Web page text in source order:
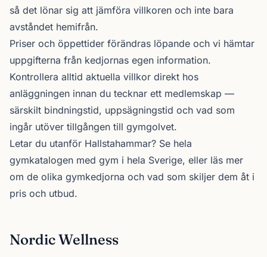
så det lönar sig att jämföra villkoren och inte bara
avståndet hemifrån.
Priser och öppettider förändras löpande och vi hämtar
uppgifterna från kedjornas egen information.
Kontrollera alltid aktuella villkor direkt hos
anläggningen innan du tecknar ett medlemskap —
särskilt bindningstid, uppsägningstid och vad som
ingår utöver tillgången till gymgolvet.
Letar du utanför Hallstahammar? Se hela
gymkatalogen med gym i hela Sverige, eller läs mer
om de olika gymkedjorna och vad som skiljer dem åt i
pris och utbud.
Nordic Wellness